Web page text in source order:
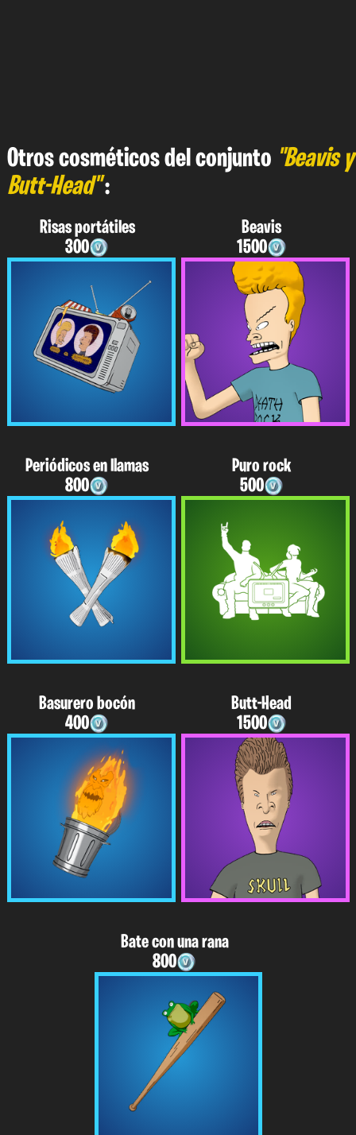
Otros cosméticos del conjunto "Beavis y
Butt-Head":
Risas portátiles
300
Beavis
1500
Periódicos en llamas
800
Puro rock
500
Basurero bocón
400
Butt-Head
1500
Bate con una rana
800